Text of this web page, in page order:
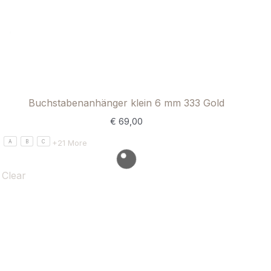
Buchstabenanhänger klein 6 mm 333 Gold
€ 69,00
A B C +21 More
Clear